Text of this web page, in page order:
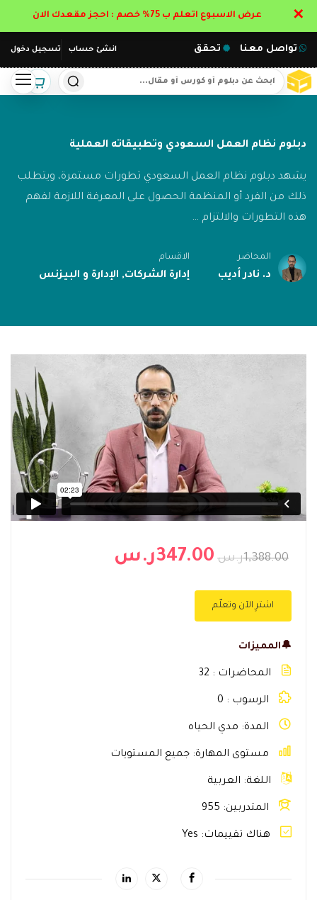
انشئ حساب تسجيل دخول تواصل معنا تحقق
دبلوم نظام العمل السعودي وتطبيقاته العملية
يشهد دبلوم نظام العمل السعودي تطورات مستمرة، ويتطلب
ذلك من الفرد أو المنظمة الحصول على المعرفة اللازمة لفهم
هذه التطورات والالتزام …
المحاضر
د. نادر أديب
الاقسام
إدارة الشركات, الإدارة و البيزنس
1,388.00ر.س 347.00ر.س
اشترِ الآن وتعلّم
🔔المميزات
المحاضرات 32
الرسوب 0
المدة مدي الحياه
مستوى المهارة جميع المستويات
اللغة العربية
المتدربين 955
هناك تقييمات Yes
عرض الاسبوع اتعلم ب 75% خصم : احجز مقعدك الان ✕